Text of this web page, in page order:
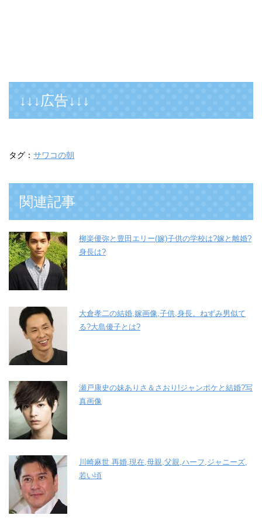
↓↓↓広告↓↓↓
タグ： サワコの朝
関連記事
柳楽優弥と豊田エリー(嫁)子供の学校は?嫁と離婚?
身長は?
大倉孝二の結婚,嫁画像,子供,身長。ねずみ男似て
る?大島優子とは?
瀬戸康史の妹ありさ＆さおり!ジャンポケと結婚?写
真画像
川崎麻世 再婚,現在,母親,父親,ハーフ,ジャニーズ,
若い頃